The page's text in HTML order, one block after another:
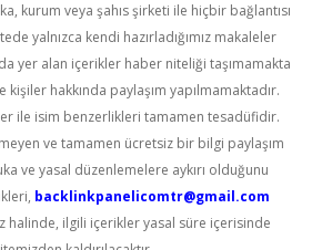
kurum veya şahıs şirketi ile hiçbir bağlantısı
yalnızca kendi hazırladığımız makaleler
yer alan içerikler haber niteliği taşımamakta
hakkında paylaşım yapılmamaktadır.
ile isim benzerlikleri tamamen tesadüfidir.
ve tamamen ücretsiz bir bilgi paylaşım
ve yasal düzenlemelere aykırı olduğunu
backlinkpanelicomtr@gmail.com
halinde, ilgili içerikler yasal süre içerisinde